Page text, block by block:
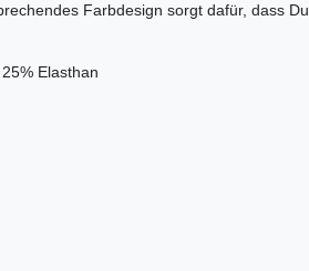
Farbdesign sorgt dafür, dass
Elasthan